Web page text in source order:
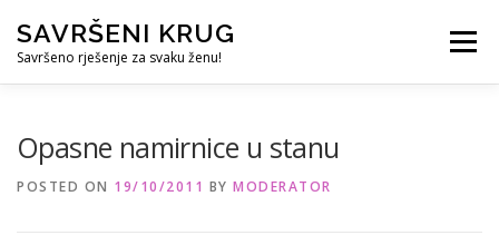
content
SAVRŠENI KRUG
Savršeno rješenje za svaku ženu!
Menu
Opasne namirnice u stanu
POSTED ON 19/10/2011 BY MODERATOR